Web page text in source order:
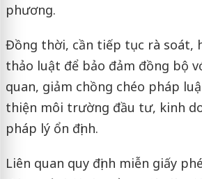
phương.
Đồng thời, cần tiếp tục rà soát,
thảo luật để bảo đảm đồng bộ
quan, giảm chồng chéo pháp
thiện môi trường đầu tư, kinh
pháp lý ổn định.
Liên quan quy định miễn giấy